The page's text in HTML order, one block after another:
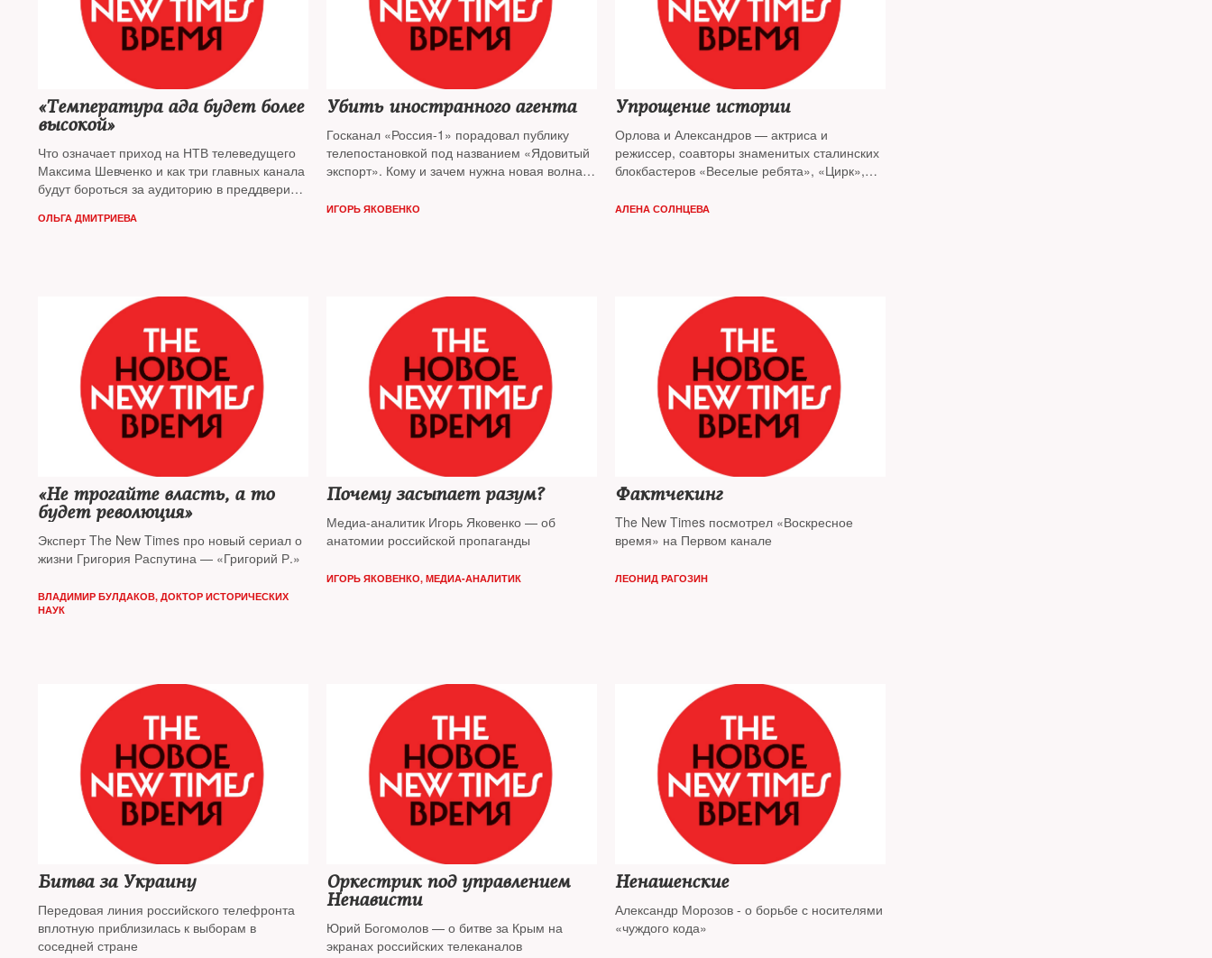
«Температура ада будет более
высокой»
Что означает приход на НТВ телеведущего
Максима Шевченко и как три главных канала
будут бороться за аудиторию в преддверии
в новинках телевизионного сезона
ОЛЬГА ДМИТРИЕВА
Убить иностранного агента
Госканал «Россия-1» порадовал публику
телепостановкой под названием «Ядовитый
экспорт». Кому и зачем нужна новая волна
ИГОРЬ ЯКОВЕНКО
Упрощение истории
Орлова и Александров — актриса и
режиссер, соавторы знаменитых сталинских
блокбастеров «Веселые ребята», «Цирк»,
канала, в котором мелодрама возобладала
АЛЕНА СОЛНЦЕВА
«Не трогайте власть, а то
будет революция»
Эксперт The New Times про новый сериал о
жизни Григория Распутина — «Григорий Р.»
ВЛАДИМИР БУЛДАКОВ, ДОКТОР ИСТОРИЧЕСКИХ
НАУК
Почему засыпает разум?
Медиа-аналитик Игорь Яковенко — об
анатомии российской пропаганды
ИГОРЬ ЯКОВЕНКО, МЕДИА-АНАЛИТИК
Фактчекинг
The New Times посмотрел «Воскресное
время» на Первом канале
ЛЕОНИД РАГОЗИН
Битва за Украину
Передовая линия российского телефронта
вплотную приблизилась к выборам в
соседней стране
Оркестрик под управлением
Ненависти
Юрий Богомолов — о битве за Крым на
экранах российских телеканалов
Ненашенские
Александр Морозов - о борьбе с носителями
«чуждого кода»